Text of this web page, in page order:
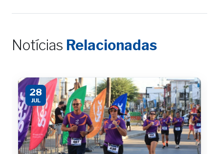
Notícias Relacionadas
28
JUL